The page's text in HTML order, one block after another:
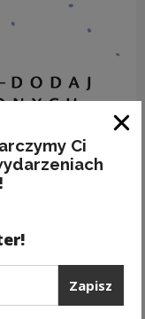
Ci
Zapisz